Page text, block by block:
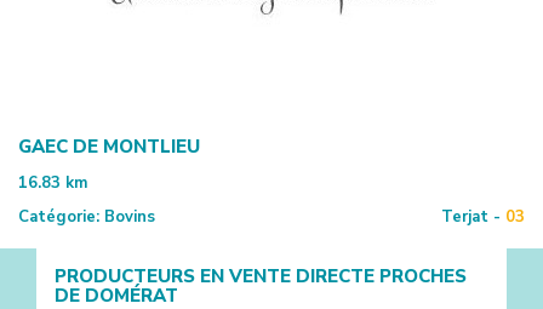
GAEC DE MONTLIEU
16.83 km
Catégorie: Bovins Terjat - 03
PRODUCTEURS EN VENTE DIRECTE PROCHES
DE DOMÉRAT